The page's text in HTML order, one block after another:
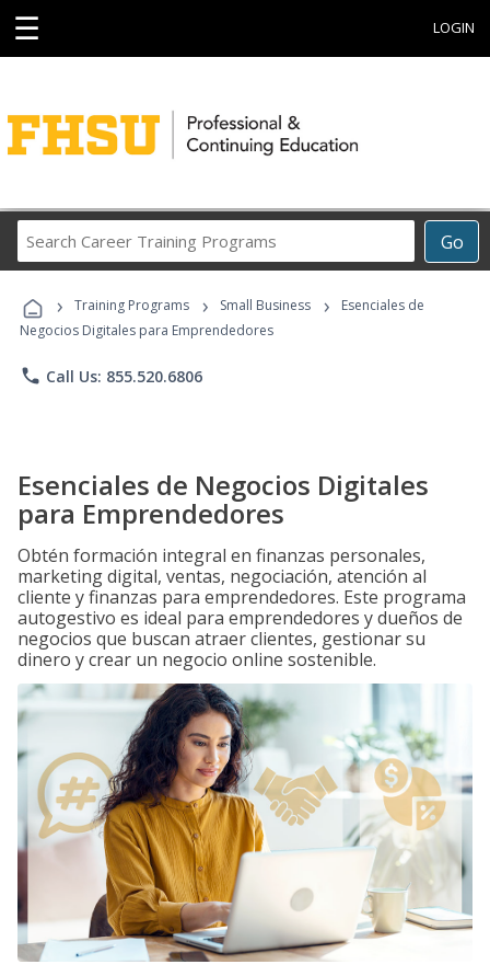
☰ LOGIN
Go
Career
Programs
› Training Programs › Small Business ›
Esenciales de
Negocios Digitales para Emprendedores
phone Call Us: 855.520.6806
Esenciales de Negocios Digitales
para Emprendedores
Obtén formación integral en finanzas personales,
marketing digital, ventas, negociación, atención al
cliente y finanzas para emprendedores. Este programa
autogestivo es ideal para emprendedores y dueños de
negocios que buscan atraer clientes, gestionar su
dinero y crear un negocio online sostenible.